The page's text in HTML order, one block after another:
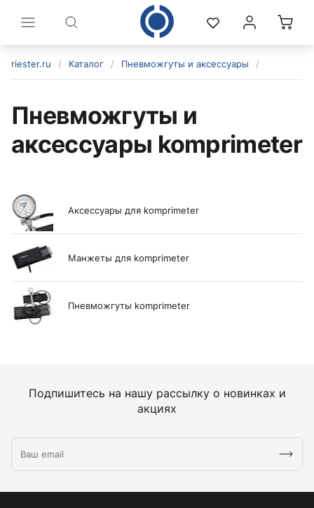
riester.ru / Каталог / Пневможгуты и аксессуары /
Пневможгуты и
аксессуары komprimeter
Аксессуары для komprimeter
Манжеты для komprimeter
Пневможгуты komprimeter
Подпишитесь на нашу рассылку о новинках и
акциях
политикой конфиденциальности